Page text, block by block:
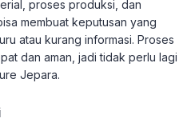
proses produksi, dan
membuat keputusan yang
atau kurang informasi. Proses
dan aman, jadi tidak perlu lagi
Jepara.